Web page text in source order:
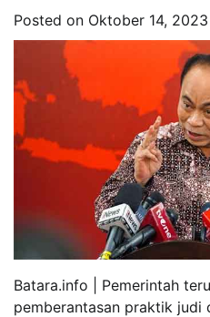
Posted on Oktober 14, 2023
Batara.info | Pemerintah
pemberantasan praktik judi